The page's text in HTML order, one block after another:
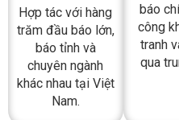
PHỦ BÁO
RỘNG
Hợp tác với hàng
trăm đầu báo lớn,
báo tỉnh và
Bảng
báo